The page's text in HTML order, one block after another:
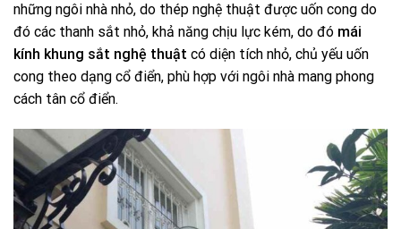
những ngôi nhà nhỏ, do thép nghệ thuật được uốn cong do
đó các thanh sắt nhỏ, khả năng chịu lực kém, do đó mái
kính khung sắt nghệ thuật có diện tích nhỏ, chủ yếu uốn
cong theo dạng cổ điển, phù hợp với ngôi nhà mang phong
cách tân cổ điển.